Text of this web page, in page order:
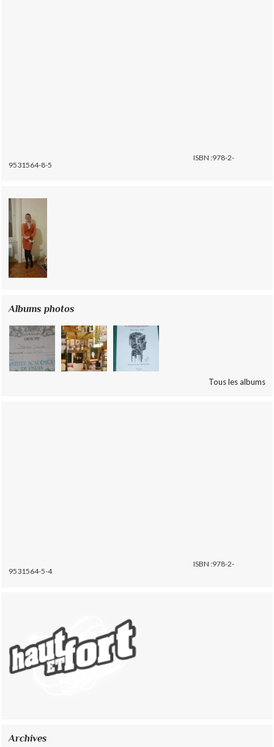
ISBN :978-2-
9531564-8-5
Albums photos
Tous les albums
ISBN :978-2-
9531564-5-4
Archives